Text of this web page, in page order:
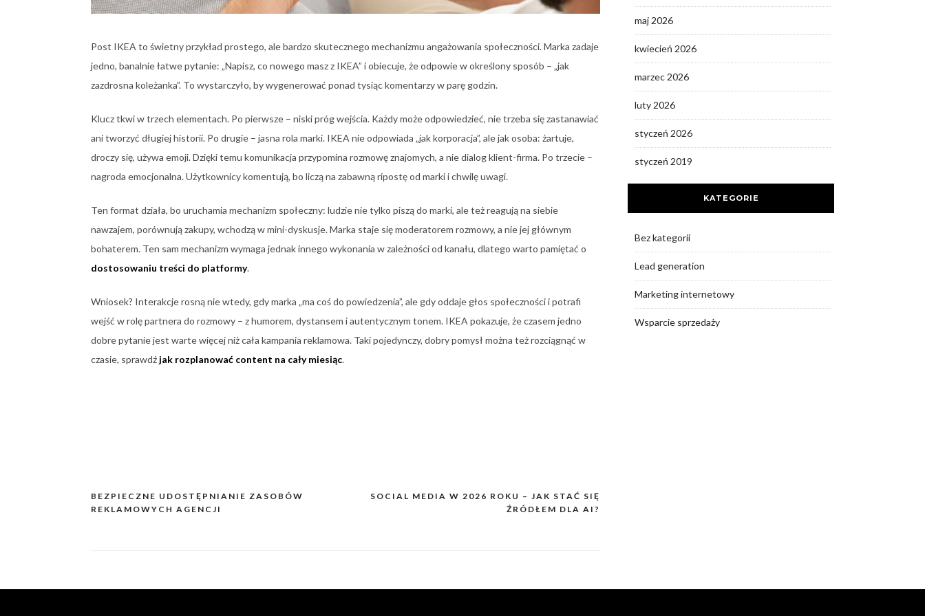
Post IKEA to świetny przykład prostego, ale bardzo skutecznego mechanizmu angażowania społeczności. Marka zadaje
jedno, banalnie łatwe pytanie: „Napisz, co nowego masz z IKEA” i obiecuje, że odpowie w określony sposób – „jak
zazdrosna koleżanka”. To wystarczyło, by wygenerować ponad tysiąc komentarzy w parę godzin.
Klucz tkwi w trzech elementach. Po pierwsze – niski próg wejścia. Każdy może odpowiedzieć, nie trzeba się zastanawiać
ani tworzyć długiej historii. Po drugie – jasna rola marki. IKEA nie odpowiada „jak korporacja”, ale jak osoba: żartuje,
droczy się, używa emoji. Dzięki temu komunikacja przypomina rozmowę znajomych, a nie dialog klient-firma. Po trzecie –
nagroda emocjonalna. Użytkownicy komentują, bo liczą na zabawną ripostę od marki i chwilę uwagi.
Ten format działa, bo uruchamia mechanizm społeczny: ludzie nie tylko piszą do marki, ale też reagują na siebie
nawzajem, porównują zakupy, wchodzą w mini-dyskusje. Marka staje się moderatorem rozmowy, a nie jej głównym
bohaterem. Ten sam mechanizm wymaga jednak innego wykonania w zależności od kanału, dlatego warto pamiętać o
dostosowaniu treści do platformy.
Wniosek? Interakcje rosną nie wtedy, gdy marka „ma coś do powiedzenia”, ale gdy oddaje głos społeczności i potrafi
wejść w rolę partnera do rozmowy – z humorem, dystansem i autentycznym tonem. IKEA pokazuje, że czasem jedno
dobre pytanie jest warte więcej niż cała kampania reklamowa. Taki pojedynczy, dobry pomysł można też rozciągnąć w
czasie, sprawdź jak rozplanować content na cały miesiąc.
Nawigacja
BEZPIECZNE UDOSTĘPNIANIE ZASOBÓW
REKLAMOWYCH AGENCJI
SOCIAL MEDIA W 2026 ROKU – JAK STAĆ SIĘ
ŹRÓDŁEM DLA AI?
maj 2026
kwiecień 2026
marzec 2026
luty 2026
styczeń 2026
styczeń 2019
KATEGORIE
Bez kategorii
Lead generation
Marketing internetowy
Wsparcie sprzedaży